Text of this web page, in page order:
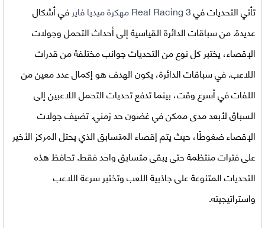
تأتي التحديات فيReal Racing 3 مهكرة ميديا فاير
في أشكال
عديدة. من سباقات الدائرة القياسية إلى أحداث التحمل وجولات
الإقصاء، يختبر كل نوع من التحديات جوانب مختلفة من قدرات
اللاعب. في سباقات الدائرة، يكون الهدف هو إكمال عدد معين من
اللفات في أسرع وقت، بينما تدفع تحديات التحمل اللاعبين إلى
السباق لأبعد مدى ممكن في غضون حد زمني. تضيف جولات
الإقصاء ضغوطًا، حيث يتم إقصاء المتسابق الذي يحتل المركز الأخير
على فترات منتظمة حتى يبقى متسابق واحد فقط. تحافظ هذه
التحديات المتنوعة على جاذبية اللعب وتختبر سرعة اللاعب
واستراتيجيته.